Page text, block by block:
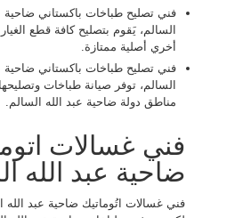
فني تصليح طباخات باكستاني ضاحية
السالم، يَقوم بتصليح كافة قطع
أخري أصلية ممتازة.
فني تصليح طباخات باكستاني ضاحية
السالم، توفر صيانة طباخات
مناطق دولة ضاحية عبد الله السالم.
فني غسالات
ضاحية عبد الله
فني غسالات اتُوماتيك ضاحية عبد الله